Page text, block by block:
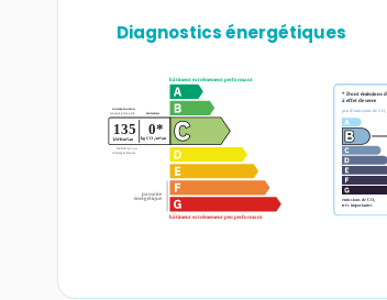
Diagnostics énergétiques